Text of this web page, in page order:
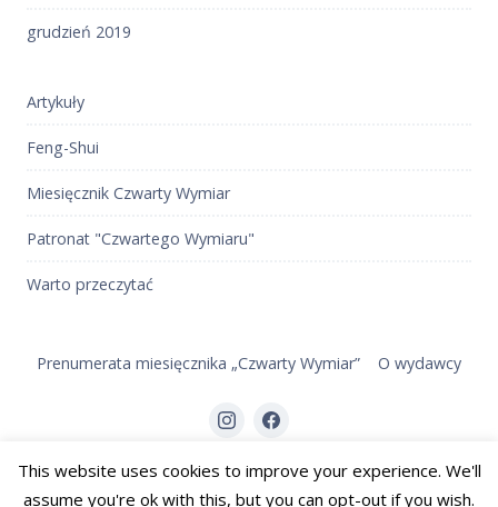
grudzień 2019
Artykuły
Feng-Shui
Miesięcznik Czwarty Wymiar
Patronat "Czwartego Wymiaru"
Warto przeczytać
Prenumerata miesięcznika „Czwarty Wymiar” O wydawcy
Element
menu
Element
menu
2026 Czwarty Wymiar Miesięcznik
This website uses cookies to improve your experience. We'll
assume you're ok with this, but you can opt-out if you wish.